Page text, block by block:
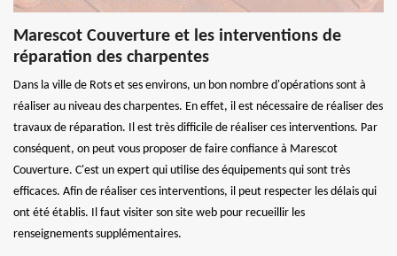
Marescot Couverture et les interventions de
réparation des charpentes
Dans la ville de Rots et ses environs, un bon nombre d'opérations sont à
réaliser au niveau des charpentes. En effet, il est nécessaire de réaliser des
travaux de réparation. Il est très difficile de réaliser ces interventions. Par
conséquent, on peut vous proposer de faire confiance à Marescot
Couverture. C'est un expert qui utilise des équipements qui sont très
efficaces. Afin de réaliser ces interventions, il peut respecter les délais qui
ont été établis. Il faut visiter son site web pour recueillir les
renseignements supplémentaires.